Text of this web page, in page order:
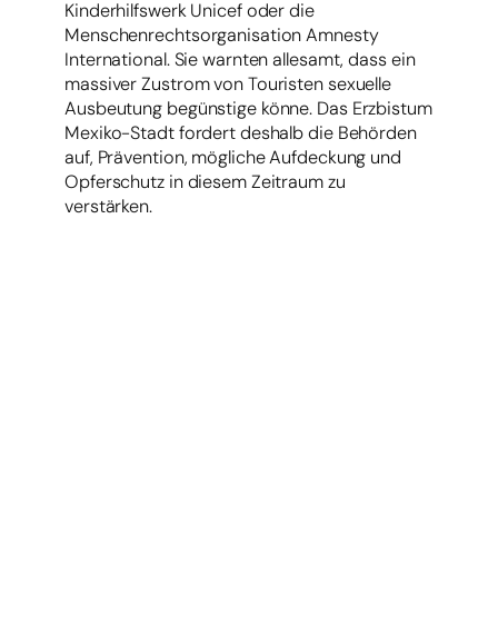
Kinderhilfswerk Unicef oder die
Menschenrechtsorganisation Amnesty
International. Sie warnten allesamt, dass ein
massiver Zustrom von Touristen sexuelle
Ausbeutung begünstige könne. Das Erzbistum
Mexiko-Stadt fordert deshalb die Behörden
auf, Prävention, mögliche Aufdeckung und
Opferschutz in diesem Zeitraum zu
verstärken.